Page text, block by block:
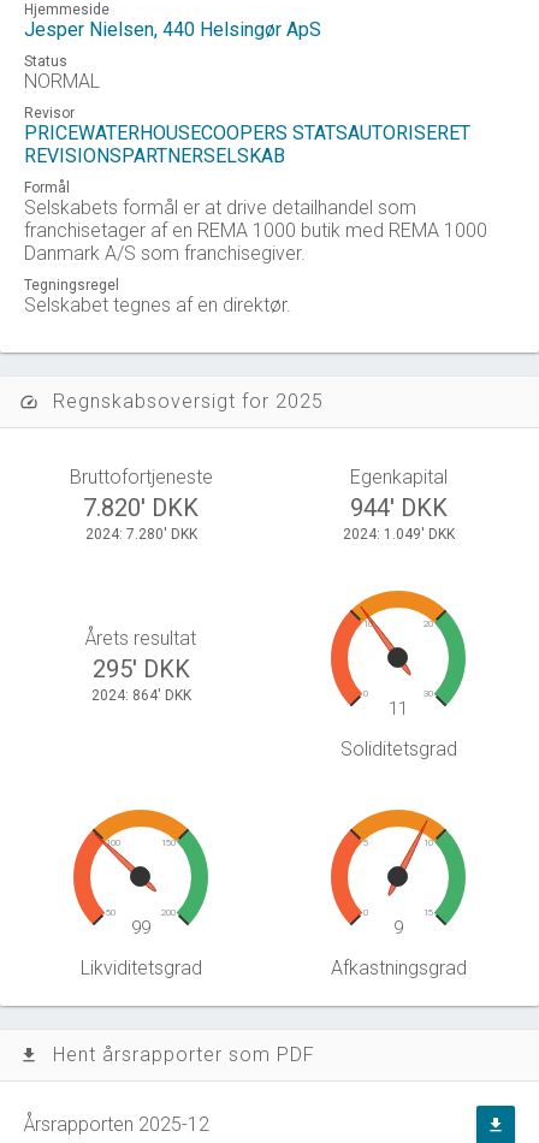
Hjemmeside
Jesper Nielsen, 440 Helsingør ApS
Status
NORMAL
Revisor
PRICEWATERHOUSECOOPERS STATSAUTORISERET
REVISIONSPARTNERSELSKAB
Formål
Selskabets formål er at drive detailhandel som
franchisetager af en REMA 1000 butik med REMA 1000
Danmark A/S som franchisegiver.
Tegningsregel
Selskabet tegnes af en direktør.
speed Regnskabsoversigt for 2025
Bruttofortjeneste
7.820' DKK
2024: 7.280' DKK
Egenkapital
944' DKK
2024: 1.049' DKK
Årets resultat
295' DKK
2024: 864' DKK 0
10 20
30
11
Soliditetsgrad
50
100 150
200
99
Likviditetsgrad
0
5 10
15
9
Afkastningsgrad
file_download Hent årsrapporter som PDF
Årsrapporten 2025-12 file_download